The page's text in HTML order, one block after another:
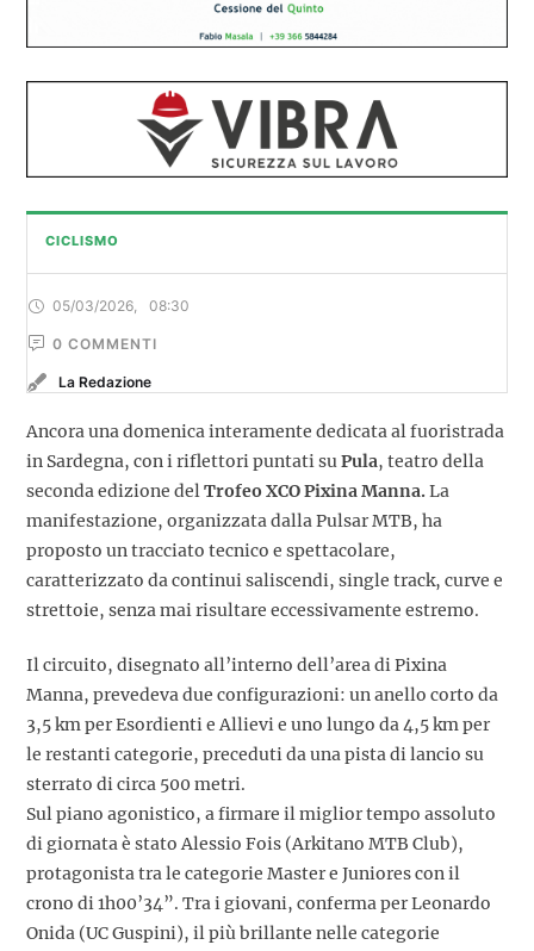
CICLISMO
05/03/2026 08:30
0 COMMENTI
La Redazione
Ancora una domenica interamente dedicata al fuoristrada
in Sardegna, con i riflettori puntati suPula, teatro della
seconda edizione delTrofeo XCO Pixina Manna.La
manifestazione, organizzata dalla Pulsar MTB, ha
proposto un tracciato tecnico e spettacolare,
caratterizzato da continui saliscendi, single track, curve e
strettoie, senza mai risultare eccessivamente estremo.
Il circuito, disegnato all’interno dell’area di Pixina
Manna, prevedeva due configurazioni: un anello corto da
3,5 km per Esordienti e Allievi e uno lungo da 4,5 km per
le restanti categorie, preceduti da una pista di lancio su
sterrato di circa 500 metri.
Sul piano agonistico, a firmare il miglior tempo assoluto
di giornata è stato Alessio Fois (Arkitano MTB Club),
protagonista tra le categorie Master e Juniores con il
crono di 1h00’34”. Tra i giovani, conferma per Leonardo
Onida (UC Guspini), il più brillante nelle categorie